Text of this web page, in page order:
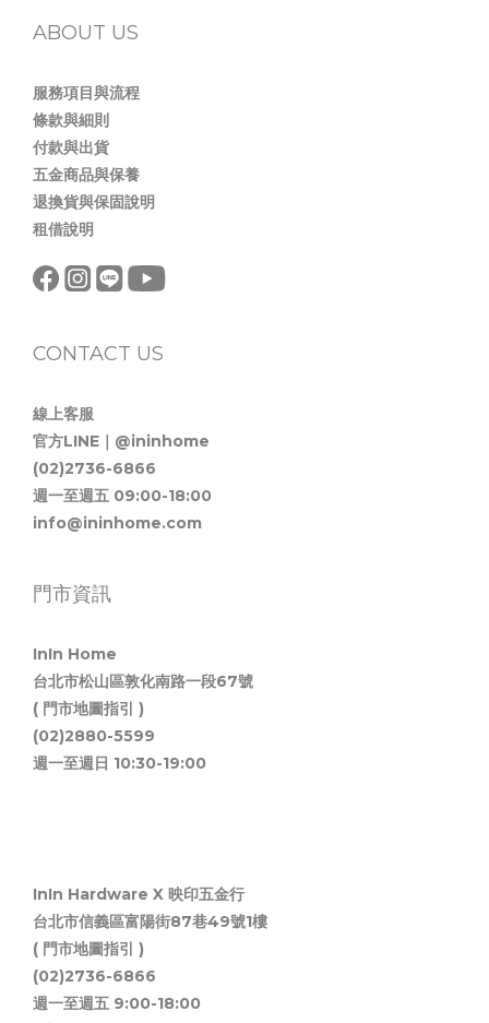
ABOUT US
服務項目與流程
條款與細則
付款與出貨
五金商品與保養
退換貨與保固說明
租借說明
CONTACT US
線上客服
官方LINE｜@ininhome
(02)2736-6866
週一至週五 09:00-18:00
info@ininhome.com
門市資訊
InIn Home
台北市松山區敦化南路一段67號
( 門市地圖指引 )
(02)2880-5599
週一至週日 10:30-19:00
InIn Hardware X 映印五金行
台北市信義區富陽街87巷49號1樓
( 門市地圖指引 )
(02)2736-6866
週一至週五 9:00-18:00